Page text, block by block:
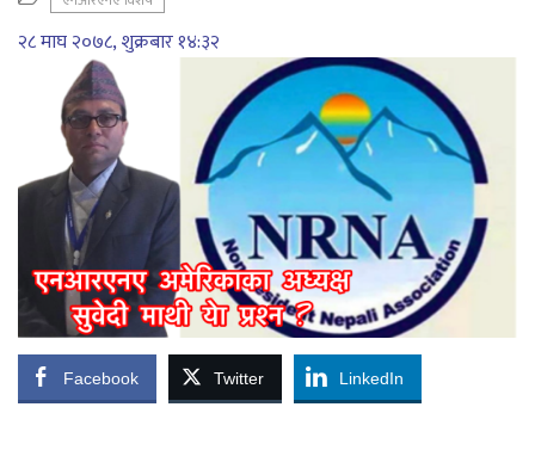
२८ माघ २०७८, शुक्रबार १४:३२
Facebook Twitter LinkedIn